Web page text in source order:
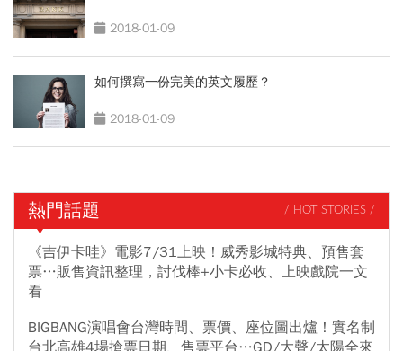
2018-01-09
如何撰寫一份完美的英文履歷？
2018-01-09
熱門話題 / HOT STORIES /
《吉伊卡哇》電影7/31上映！威秀影城特典、預售套
票…販售資訊整理，討伐棒+小卡必收、上映戲院一文
看
BIGBANG演唱會台灣時間、票價、座位圖出爐！實名制
台北高雄4場搶票日期、售票平台…GD/大聲/太陽全來